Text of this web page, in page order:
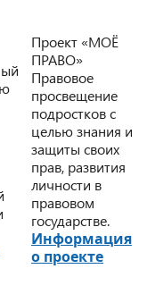
Проект «МОЁ
ПРАВО»
Правовое
просвещение
подростков с
целью знания и
защиты своих
прав, развития
личности в
правовом
государстве.
Информация
о проекте